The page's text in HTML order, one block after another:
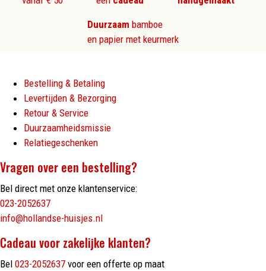
Duurzaam bamboe
en papier met keurmerk
Bestelling & Betaling
Levertijden & Bezorging
Retour & Service
Duurzaamheidsmissie
Relatiegeschenken
Vragen over een bestelling?
Bel direct met onze klantenservice:
023-2052637
info@hollandse-huisjes.nl
Cadeau voor zakelijke klanten?
Bel 023-2052637 voor een offerte op maat